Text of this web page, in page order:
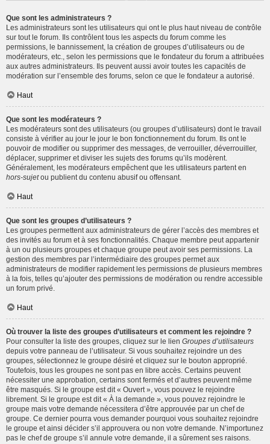
Que sont les administrateurs ?
Les administrateurs sont les utilisateurs qui ont le plus haut niveau de contrôle
sur tout le forum. Ils contrôlent tous les aspects du forum comme les
permissions, le bannissement, la création de groupes d’utilisateurs ou de
modérateurs, etc., selon les permissions que le fondateur du forum a attribuées
aux autres administrateurs. Ils peuvent aussi avoir toutes les capacités de
modération sur l’ensemble des forums, selon ce que le fondateur a autorisé.
Haut
Que sont les modérateurs ?
Les modérateurs sont des utilisateurs (ou groupes d’utilisateurs) dont le travail
consiste à vérifier au jour le jour le bon fonctionnement du forum. Ils ont le
pouvoir de modifier ou supprimer des messages, de verrouiller, déverrouiller,
déplacer, supprimer et diviser les sujets des forums qu’ils modèrent.
Généralement, les modérateurs empêchent que les utilisateurs partent en
hors-sujetou publient du contenu abusif ou offensant.
Haut
Que sont les groupes d’utilisateurs ?
Les groupes permettent aux administrateurs de gérer l’accès des membres et
des invités au forum et à ses fonctionnalités. Chaque membre peut appartenir
à un ou plusieurs groupes et chaque groupe peut avoir ses permissions. La
gestion des membres par l’intermédiaire des groupes permet aux
administrateurs de modifier rapidement les permissions de plusieurs membres
à la fois, telles qu’ajouter des permissions de modération ou rendre accessible
un forum privé.
Haut
Où trouver la liste des groupes d’utilisateurs et comment les rejoindre ?
Pour consulter la liste des groupes, cliquez sur le lien Groupes d’utilisateurs
depuis votre panneau de l’utilisateur. Si vous souhaitez rejoindre un des
groupes, sélectionnez le groupe désiré et cliquez sur le bouton approprié.
Toutefois, tous les groupes ne sont pas en libre accès. Certains peuvent
nécessiter une approbation, certains sont fermés et d’autres peuvent même
être masqués. Si le groupe est dit « Ouvert », vous pouvez le rejoindre
librement. Si le groupe est dit « À la demande », vous pouvez rejoindre le
groupe mais votre demande nécessitera d’être approuvée par un chef de
groupe. Ce dernier pourra vous demander pourquoi vous souhaitez rejoindre
le groupe et ainsi décider s’il approuvera ou non votre demande. N’importunez
pas le chef de groupe s’il annule votre demande, il a sûrement ses raisons.